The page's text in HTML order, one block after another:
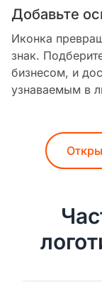
Добавьте
Иконка
знак.
бизнесом, и
узнаваемым в